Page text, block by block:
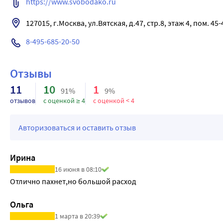
127015, г.Москва, ул.Вятская, д.47, стр.8, этаж 4, пом. 45-
8-495-685-20-50
Отзывы
11
отзывов
10 91%
с оценкой ≥ 4
1 9%
с оценкой < 4
Авторизоваться и оставить отзыв
Ирина
16 июня в 08:10
Отлично пахнет,но большой расход
Ольга
1 марта в 20:39